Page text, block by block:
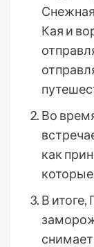
Кая и
Во
как
В